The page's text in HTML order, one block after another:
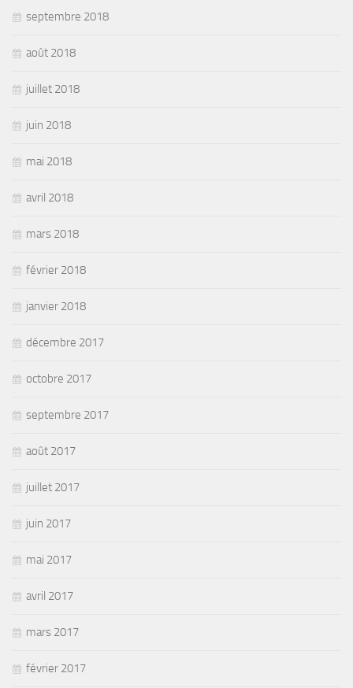
septembre 2018
août 2018
juillet 2018
juin 2018
mai 2018
avril 2018
mars 2018
février 2018
janvier 2018
décembre 2017
octobre 2017
septembre 2017
août 2017
juillet 2017
juin 2017
mai 2017
avril 2017
mars 2017
février 2017